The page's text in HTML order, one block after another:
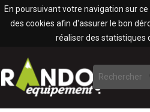
En poursuivant votre navigation sur
des cookies afin d'assurer le bon
réaliser des statistiques
Panneau de gestion des cookies